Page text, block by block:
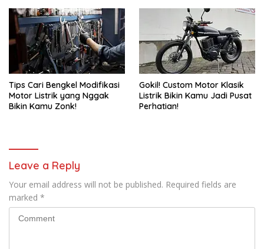
Tips Cari Bengkel Modifikasi
Motor Listrik yang Nggak
Bikin Kamu Zonk!
Gokil! Custom Motor Klasik
Listrik Bikin Kamu Jadi Pusat
Perhatian!
Leave a Reply
Your email address will not be published. Required fields are
marked *